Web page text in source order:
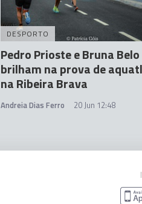
DESPORTO
Pedro Prioste e Bruna Belo
brilham na prova de
na Ribeira Brava
Andreia Dias Ferro 20 Jun 12:48